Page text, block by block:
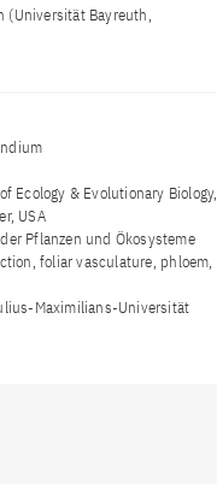
(Universität Bayreuth,
Ecology & Evolutionary Biology,
USA
Pflanzen und Ökosysteme
foliar vasculature, phloem,
Maximilians-Universität